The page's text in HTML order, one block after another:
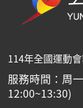
114年全國運動
服務時間：周
12:00~13:30)